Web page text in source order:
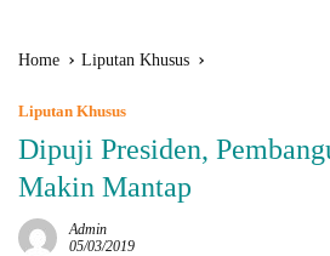
Home Liputan Khusus
Liputan Khusus
Dipuji Presiden,
Makin Mantap
Admin
05/03/2019